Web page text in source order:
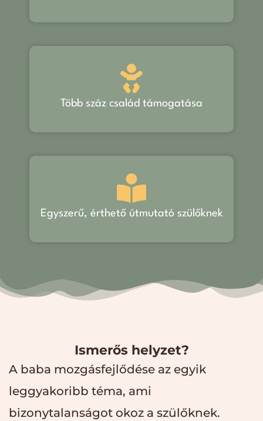
Több száz család támogatása
Egyszerű, érthető útmutató szülőknek
Ismerős helyzet?
A baba mozgásfejlődése az egyik
leggyakoribb téma, ami
bizonytalanságot okoz a szülőknek.